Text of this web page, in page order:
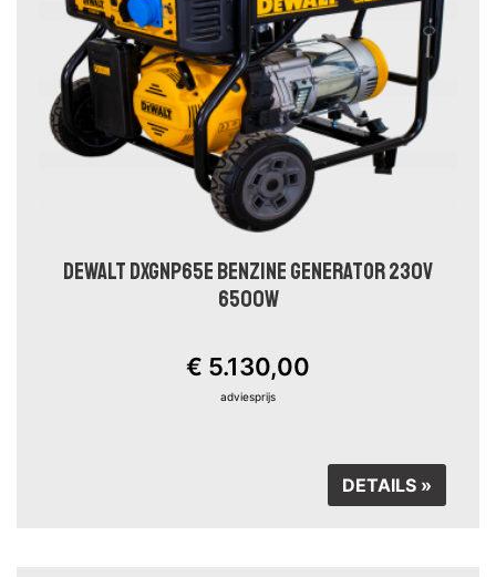
DEWALT DXGNP65E BENZINE GENERATOR 230V
6500W
€ 5.130,00
adviesprijs
DETAILS »